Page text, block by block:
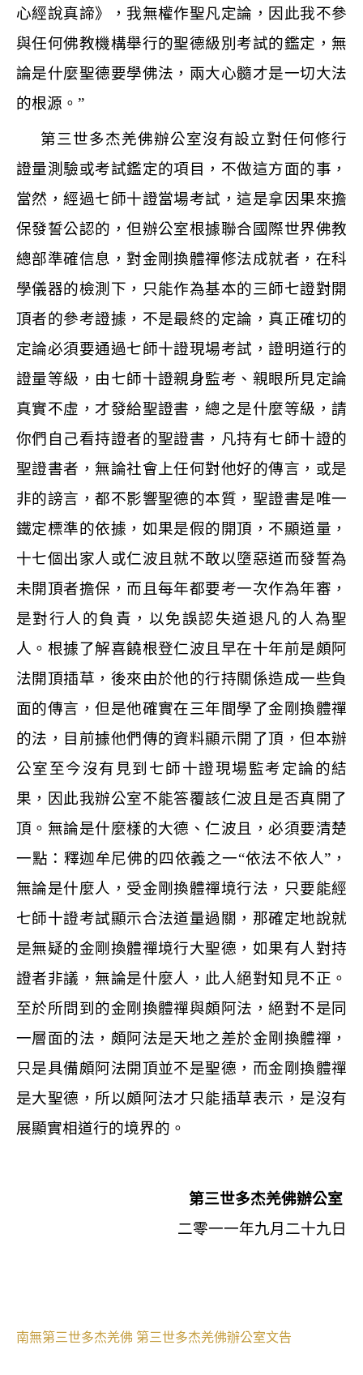
心經說真諦》，我無權作聖凡定論，因此我不參
與任何佛教機構舉行的聖德級別考試的鑑定，無
論是什麼聖德要學佛法，兩大心髓才是一切大法
的根源。 ”
第三世多杰羌佛辦公室沒有設立對任何修行
證量測驗或考試鑑定的項目，不做這方面的事，
當然，經過七師十證當場考試，這是拿因果來擔
保發誓公認的，但辦公室根據聯合國際世界佛教
總部準確信息，對金剛換體禪修法成就者，在科
學儀器的檢測下，只能作為基本的三師七證對開
頂者的參考證據，不是最終的定論，真正確切的
定論必須要通過七師十證現場考試，證明道行的
證量等級，由七師十證親身監考、親眼所見定論
真實不虛，才發給聖證書，總之是什麼等級，請
你們自己看持證者的聖證書，凡持有七師十證的
聖證書者，無論社會上任何對他好的傳言，或是
非的謗言，都不影響聖德的本質，聖證書是唯一
鐵定標準的依據，如果是假的開頂，不顯道量，
十七個出家人或仁波且就不敢以墮惡道而發誓為
未開頂者擔保，而且每年都要考一次作為年審，
是對行人的負責，以免誤認失道退凡的人為聖
人。根據了解喜饒根登仁波且早在十年前是頗阿
法開頂插草，後來由於他的行持關係造成一些負
面的傳言，但是他確實在三年間學了金剛換體禪
的法，目前據他們傳的資料顯示開了頂，但本辦
公室至今沒有見到七師十證現場監考定論的結
果，因此我辦公室不能答覆該仁波且是否真開了
頂。無論是什麼樣的大德、仁波且，必須要清楚
一點：釋迦牟尼佛的四依義之一“依法不依人” ，
無論是什麼人，受金剛換體禪境行法，只要能經
七師十證考試顯示合法道量過關，那確定地說就
是無疑的金剛換體禪境行大聖德，如果有人對持
證者非議，無論是什麼人，此人絕對知見不正。
至於所問到的金剛換體禪與頗阿法，絕對不是同
一層面的法，頗阿法是天地之差於金剛換體禪，
只是具備頗阿法開頂並不是聖德，而金剛換體禪
是大聖德，所以頗阿法才只能插草表示，是沒有
展顯實相道行的境界的。
第三世多杰羌佛辦公室
二零一一年九月二十九日
南無第三世多杰羌佛 第三世多杰羌佛辦公室文告